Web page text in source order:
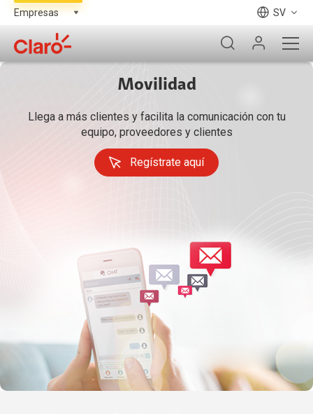
SV
Movilidad
Llega a más clientes y facilita la comunicación con tu
equipo, proveedores y clientes
Regístrate aquí